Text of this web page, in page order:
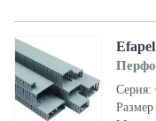
Серия:
Размер